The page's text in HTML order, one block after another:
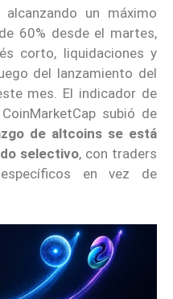
un máximo
60% desde el martes,
corto, liquidaciones y
del lanzamiento del
mes. El indicador de
subió de
de altcoins se está
selectivo, con traders
en vez de